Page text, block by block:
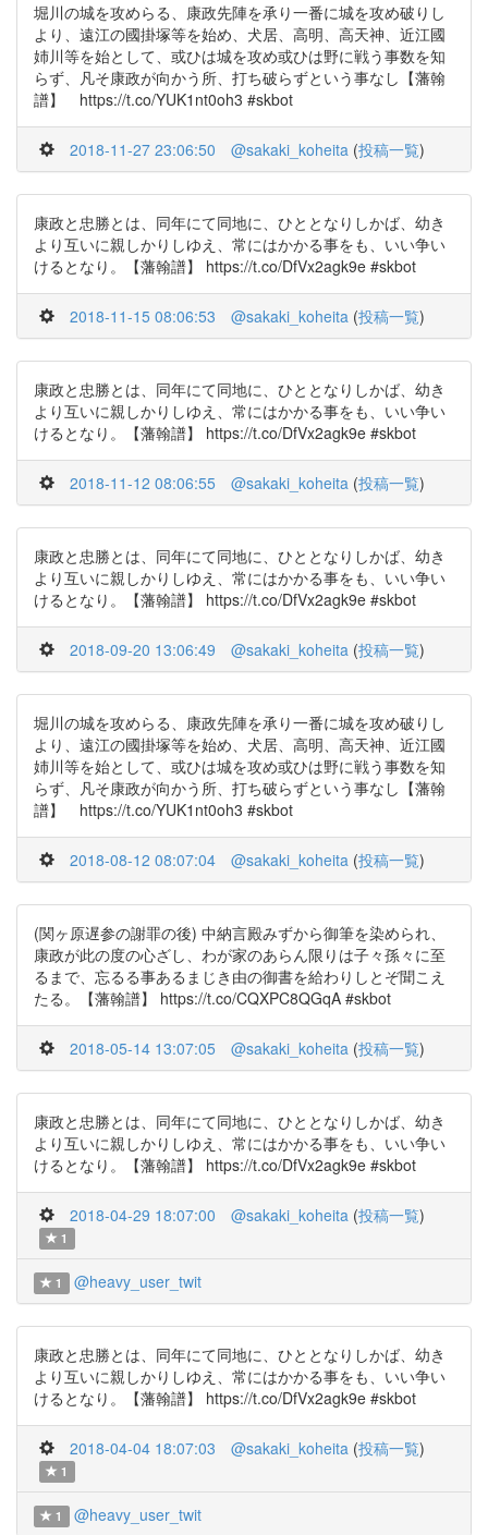
堀川の城を攻めらる、康政先陣を承り一番に城を攻め破りし
より、遠江の國掛塚等を始め、犬居、高明、高天神、近江國
姉川等を始として、或ひは城を攻め或ひは野に戦う事数を知
らず、凡そ康政が向かう所、打ち破らずという事なし【藩翰
譜】 https://t.co/YUK1nt0oh3 #skbot
2018-11-27 23:06:50 @sakaki_koheita (投稿一覧)
康政と忠勝とは、同年にて同地に、ひととなりしかば、幼き
より互いに親しかりしゆえ、常にはかかる事をも、いい争い
けるとなり。【藩翰譜】 https://t.co/DfVx2agk9e #skbot
2018-11-15 08:06:53 @sakaki_koheita (投稿一覧)
康政と忠勝とは、同年にて同地に、ひととなりしかば、幼き
より互いに親しかりしゆえ、常にはかかる事をも、いい争い
けるとなり。【藩翰譜】 https://t.co/DfVx2agk9e #skbot
2018-11-12 08:06:55 @sakaki_koheita (投稿一覧)
康政と忠勝とは、同年にて同地に、ひととなりしかば、幼き
より互いに親しかりしゆえ、常にはかかる事をも、いい争い
けるとなり。【藩翰譜】 https://t.co/DfVx2agk9e #skbot
2018-09-20 13:06:49 @sakaki_koheita (投稿一覧)
堀川の城を攻めらる、康政先陣を承り一番に城を攻め破りし
より、遠江の國掛塚等を始め、犬居、高明、高天神、近江國
姉川等を始として、或ひは城を攻め或ひは野に戦う事数を知
らず、凡そ康政が向かう所、打ち破らずという事なし【藩翰
譜】 https://t.co/YUK1nt0oh3 #skbot
2018-08-12 08:07:04 @sakaki_koheita (投稿一覧)
(関ヶ原遅参の謝罪の後) 中納言殿みずから御筆を染められ、
康政が此の度の心ざし、わが家のあらん限りは子々孫々に至
るまで、忘るる事あるまじき由の御書を給わりしとぞ聞こえ
たる。【藩翰譜】 https://t.co/CQXPC8QGqA #skbot
2018-05-14 13:07:05 @sakaki_koheita (投稿一覧)
康政と忠勝とは、同年にて同地に、ひととなりしかば、幼き
より互いに親しかりしゆえ、常にはかかる事をも、いい争い
けるとなり。【藩翰譜】 https://t.co/DfVx2agk9e #skbot
2018-04-29 18:07:00 @sakaki_koheita (投稿一覧)
1
1 @heavy_user_twit
康政と忠勝とは、同年にて同地に、ひととなりしかば、幼き
より互いに親しかりしゆえ、常にはかかる事をも、いい争い
けるとなり。【藩翰譜】 https://t.co/DfVx2agk9e #skbot
2018-04-04 18:07:03 @sakaki_koheita (投稿一覧)
1
1 @heavy_user_twit